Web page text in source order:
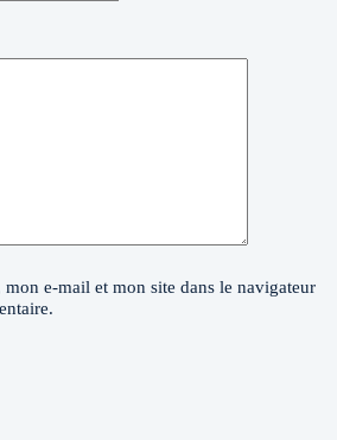
e-mail et mon site dans le navigateur